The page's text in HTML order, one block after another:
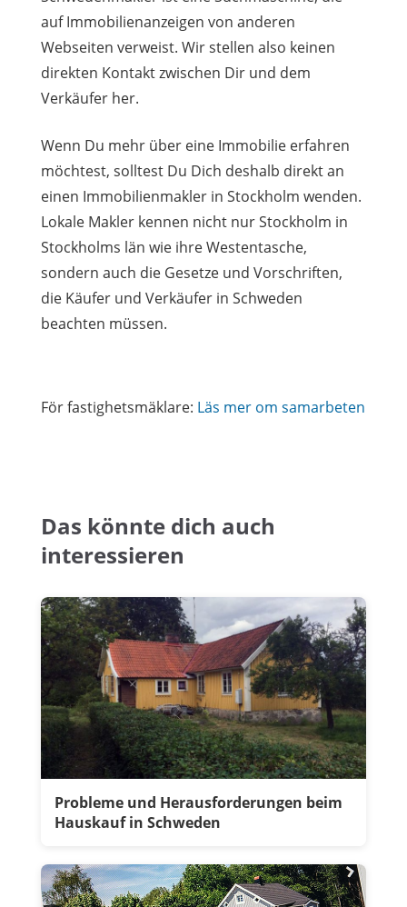
auf Immobilienanzeigen von anderen
Webseiten verweist. Wir stellen also keinen
direkten Kontakt zwischen Dir und dem
Verkäufer her.
Wenn Du mehr über eine Immobilie erfahren
möchtest, solltest Du Dich deshalb direkt an
einen Immobilienmakler in Stockholm wenden.
Lokale Makler kennen nicht nur Stockholm in
Stockholms län wie ihre Westentasche,
sondern auch die Gesetze und Vorschriften,
die Käufer und Verkäufer in Schweden
beachten müssen.
För fastighetsmäklare: Läs mer om samarbeten
Das könnte dich auch
interessieren
Probleme und Herausforderungen beim
Hauskauf in Schweden